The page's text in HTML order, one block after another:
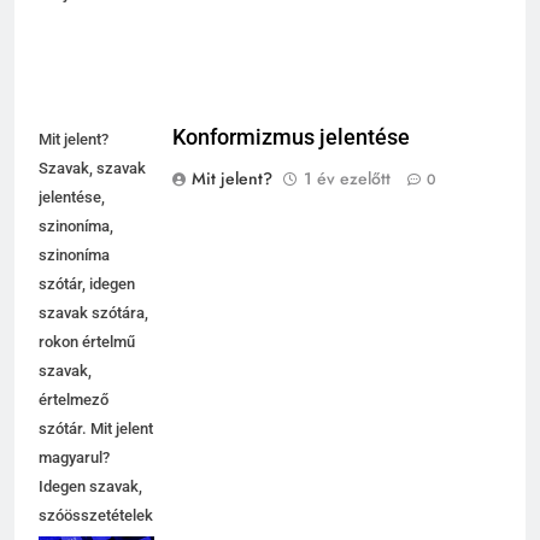
Mit jelent?
Szavak, szavak
jelentése,
szinoníma,
szinoníma
szótár, idegen
szavak szótára,
rokon értelmű
szavak,
értelmező
szótár. Mit jelent
magyarul?
Idegen szavak,
szóösszetételek
Konformizmus jelentése
Mit jelent?
1 év ezelőtt 0
5